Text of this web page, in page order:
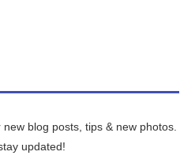
blog posts, tips & new photos.
updated!